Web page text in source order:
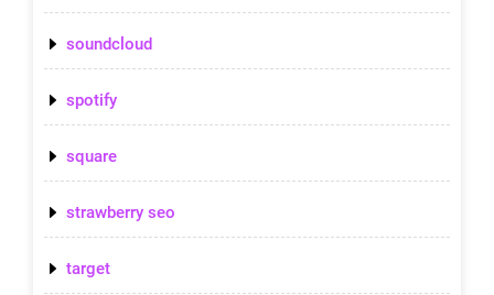
soundcloud
spotify
square
strawberry seo
target